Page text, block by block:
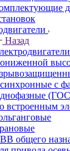
Назад
с
встроенным
общего